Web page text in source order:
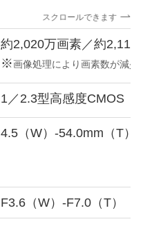
スクロールできます
約2,020万画素／約2,110
※画像処理により画素数が減
1／2.3型高感度CMOS（
4.5（W）-54.0mm（T）
F3.6（W）-F7.0（T）